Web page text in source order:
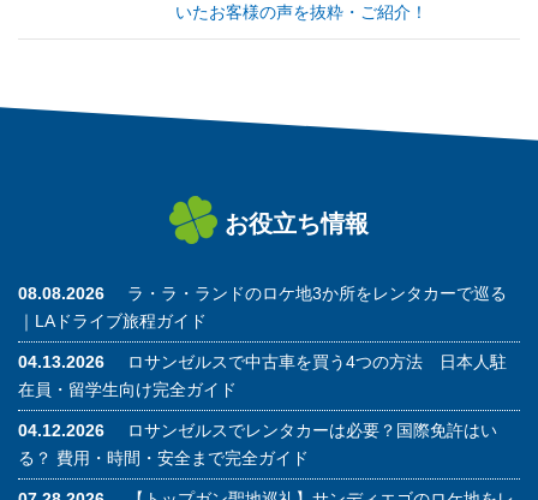
いたお客様の声を抜粋・ご紹介！
お役立ち情報
08.08.2026
ラ・ラ・ランドのロケ地3か所をレンタカーで巡る
｜LAドライブ旅程ガイド
04.13.2026
ロサンゼルスで中古車を買う4つの方法 日本人駐
在員・留学生向け完全ガイド
04.12.2026
ロサンゼルスでレンタカーは必要？国際免許はい
る？ 費用・時間・安全まで完全ガイド